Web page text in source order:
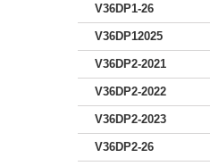
V36DP1-26
V36DP12025
V36DP2-2021
V36DP2-2022
V36DP2-2023
V36DP2-26